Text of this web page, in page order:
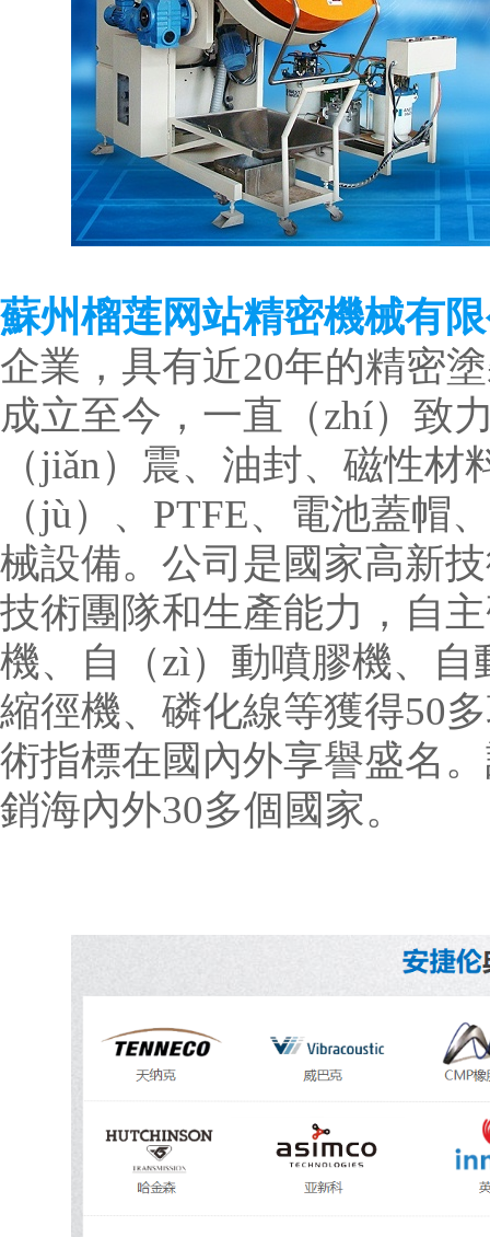
蘇州榴莲网站精密機械有
企業，具有近20年的精密
成立至今，一直（zhí）致
（jiǎn）震、油封、磁性
（jù）、PTFE、電池蓋帽
械設備。公司是國家高新
技術團隊和生產能力，自
機、自（zì）動噴膠機、
縮徑機、磷化線等獲得50
術指標在國內外享譽盛名
銷海內外30多個國家。